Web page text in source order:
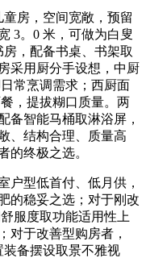
房，空间宽敞，预留
3。0 米，可做为白叟
，配备书桌、书架取
采用厨分手设想，中厨
常烹调需求；西厨面
，提拔糊口质量。两
备智能马桶取淋浴屏，
、结构合理、质量高
的终极之选。
型低首付、低月供，
的稳妥之选；对于刚改
服度取功能适用性上
对于改善型购房者，
装备摆设取景不雅视